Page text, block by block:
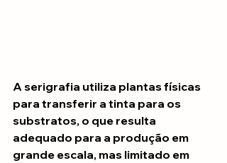
A serigrafia utiliza plantas físicas
para transferir a tinta para os
substratos, o que resulta
adequado para a produção em
grande escala, mas limitado em